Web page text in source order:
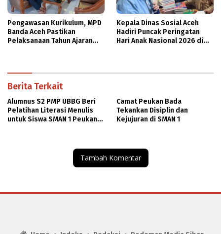
Pengawasan Kurikulum, MPD
Banda Aceh Pastikan
Pelaksanaan Tahun Ajaran
Kepala Dinas Sosial Aceh
Hadiri Puncak Peringatan
Hari Anak Nasional 2026 di
Berita Terkait
Alumnus S2 PMP UBBG Beri
Pelatihan Literasi Menulis
untuk Siswa SMAN 1 Peukan
Camat Peukan Bada
Tekankan Disiplin dan
Kejujuran di SMAN 1
Tambah Komentar